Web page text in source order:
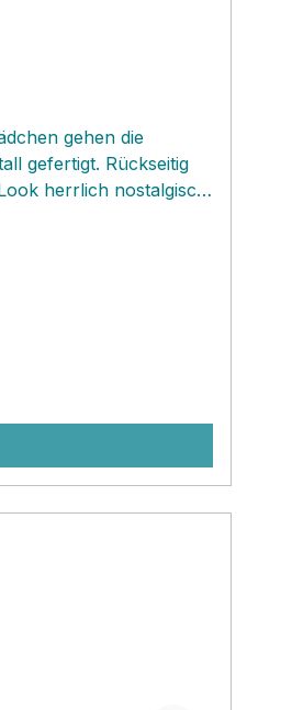
gehen die
gefertigt. Rückseitig
herrlich nostalgisch